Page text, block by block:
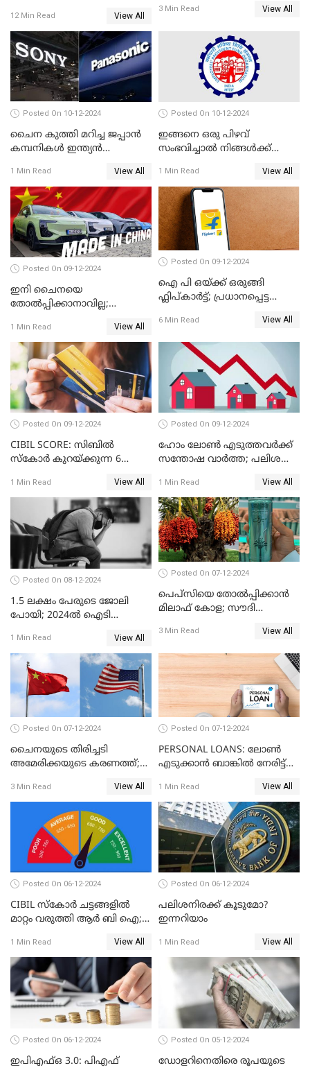
എങ്ങനെയാണെന്ന് നോക്കാം
12 Min Read View All
3 Min Read View All
Posted On 10-12-2024
ചൈന കുത്തി മറിച്ച ജപ്പാൻ
കമ്പനികൾ ഇന്ത്യൻ
വീണ്ടും മുന്നിൽ
1 Min Read View All
Posted On 10-12-2024
ഇങ്ങനെ ഒരു പിഴവ്
സംഭവിച്ചാൽ നിങ്ങൾക്ക്
1 Min Read View All
Posted On 09-12-2024
ഇനി ചൈനയെ
തോൽപ്പിക്കാനാവില്ല;
അമേരിക്കയേയും ഞെട്ടിച്ച്
ചൈനീസ് കാറുകൾ
1 Min Read View All
Posted On 09-12-2024
ഐ പി ഒയ്ക്ക് ഒരുങ്ങി
ഫ്ലിപ്കാർട്ട്; പ്രധാനപ്പെട്ട
6 Min Read View All
Posted On 09-12-2024
CIBIL SCORE: സിബിൽ
സ്കോർ കുറയ്ക്കുന്ന 6
1 Min Read View All
Posted On 09-12-2024
ഹോം ലോൺ എടുത്തവർക്ക്
സന്തോഷ വാർത്ത; പലിശ
1 Min Read View All
Posted On 08-12-2024
1.5 ലക്ഷം പേരുടെ ജോലി
പോയി; 2024ൽ ഐടി
1 Min Read View All
Posted On 07-12-2024
പെപ്സിയെ തോൽപ്പിക്കാൻ
മിലാഫ് കോള; സൗദി
കോളയേക്കുറിച്ച് അറിയാം
3 Min Read View All
Posted On 07-12-2024
ചൈനയുടെ തിരിച്ചടി
അമേരിക്കയുടെ കരണത്ത്;
3 Min Read View All
Posted On 07-12-2024
PERSONAL LOANS: ലോൺ
എടുക്കാൻ ബാങ്കിൽ നേരിട്ട്
ചെയ്തുകൂടേ?
1 Min Read View All
Posted On 06-12-2024
CIBIL സ്കോർ ചട്ടങ്ങളിൽ
മാറ്റം വരുത്തി ആർ ബി ഐ;
ലോൺ എടുത്തവരും
അറിഞ്ഞിരിക്കേണ്ട
കാര്യങ്ങൾ
1 Min Read View All
Posted On 06-12-2024
പലിശനിരക്ക് കൂടുമോ?
ഇന്നറിയാം
1 Min Read View All
Posted On 06-12-2024
ഇപിഎഫ്ഒ 3.0: പിഎഫ്
Posted On 05-12-2024
ഡോളറിനെതിരെ രൂപയുടെ